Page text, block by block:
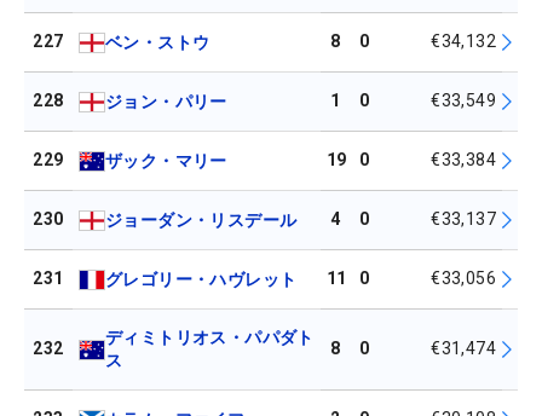
227 ベン・ストウ 8 0 €34,132
228 ジョン・パリー 1 0 €33,549
229 ザック・マリー 19 0 €33,384
230 ジョーダン・リスデール 4 0 €33,137
231 グレゴリー・ハヴレット 11 0 €33,056
232
ディミトリオス・パパダト
ス
8 0 €31,474